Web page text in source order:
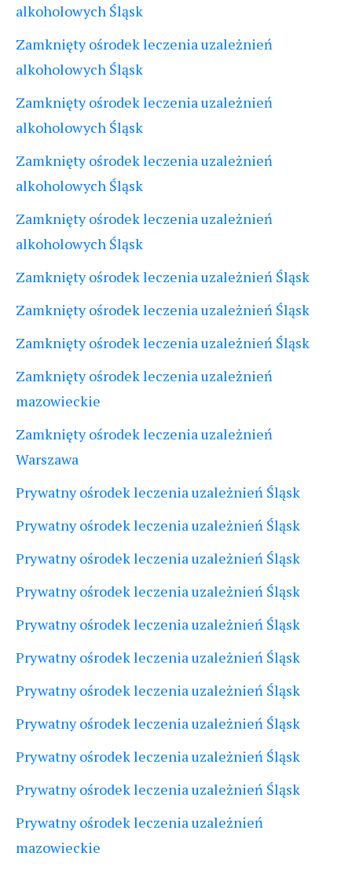
alkoholowych Śląsk
Zamknięty ośrodek leczenia uzależnień
alkoholowych Śląsk
Zamknięty ośrodek leczenia uzależnień
alkoholowych Śląsk
Zamknięty ośrodek leczenia uzależnień
alkoholowych Śląsk
Zamknięty ośrodek leczenia uzależnień
alkoholowych Śląsk
Zamknięty ośrodek leczenia uzależnień Śląsk
Zamknięty ośrodek leczenia uzależnień Śląsk
Zamknięty ośrodek leczenia uzależnień Śląsk
Zamknięty ośrodek leczenia uzależnień
mazowieckie
Zamknięty ośrodek leczenia uzależnień
Warszawa
Prywatny ośrodek leczenia uzależnień Śląsk
Prywatny ośrodek leczenia uzależnień Śląsk
Prywatny ośrodek leczenia uzależnień Śląsk
Prywatny ośrodek leczenia uzależnień Śląsk
Prywatny ośrodek leczenia uzależnień Śląsk
Prywatny ośrodek leczenia uzależnień Śląsk
Prywatny ośrodek leczenia uzależnień Śląsk
Prywatny ośrodek leczenia uzależnień Śląsk
Prywatny ośrodek leczenia uzależnień Śląsk
Prywatny ośrodek leczenia uzależnień Śląsk
Prywatny ośrodek leczenia uzależnień
mazowieckie